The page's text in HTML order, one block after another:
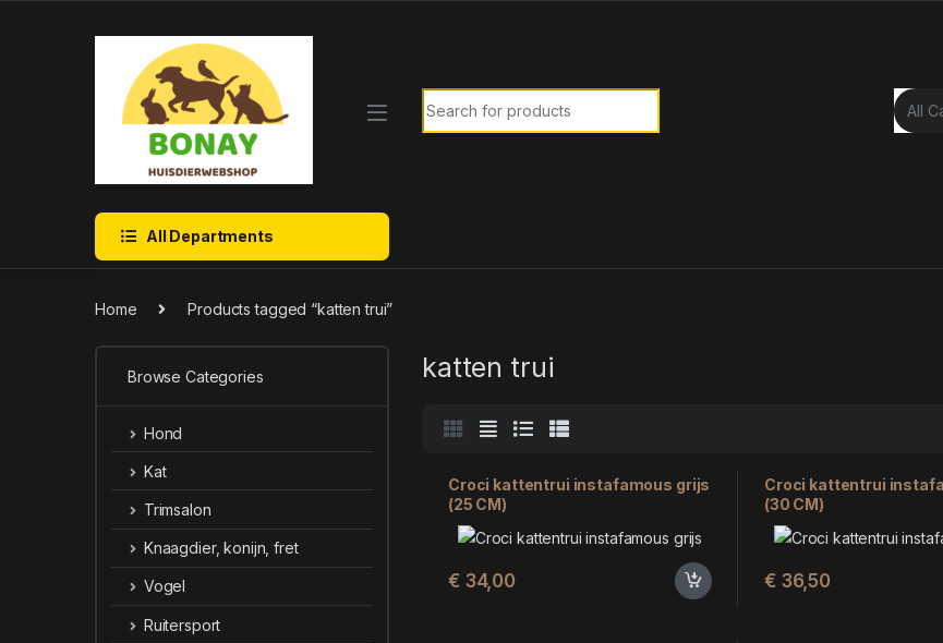
Search for:
All Departments
Home Products tagged “katten trui”
katten trui
Croci kattentrui instafamous grijs
(25 CM)
€ 34,00
Croci kattentrui
(30 CM)
€ 36,50
Browse Categories
Hond
Kat
Trimsalon
Knaagdier, konijn, fret
Vogel
Ruitersport